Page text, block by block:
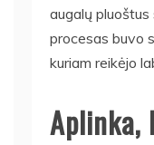
augalų
procesas buvo
kuriam reikėjo
Aplinka,